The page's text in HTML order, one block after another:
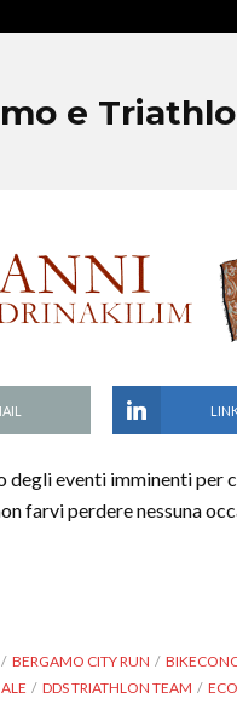
e
degli eventi imminenti per
farvi perdere nessuna
BERGAMO CITY RUN
DDS TRIATHLON TEAM